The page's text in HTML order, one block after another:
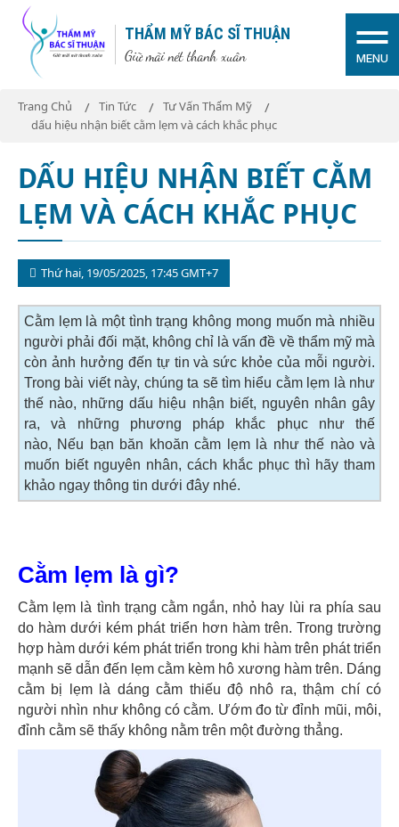
THẨM MỸ BÁC SĨ THUẬN
Giữ mãi nét thanh xuân MENU
Trang Chủ Tin Tức
Tư Vấn Thẩm Mỹ
dấu hiệu nhận biết cằm lẹm và cách khắc phục
DẤU HIỆU NHẬN BIẾT CẰM
LẸM VÀ CÁCH KHẮC PHỤC
Thứ hai, 19/05/2025, 17:45 GMT+7
Cằm lẹm là một tình trạng không mong muốn mà nhiều
người phải đối mặt, không chỉ là vấn đề về thẩm mỹ mà
còn ảnh hưởng đến tự tin và sức khỏe của mỗi người.
Trong bài viết này, chúng ta sẽ tìm hiểu cằm lẹm là như
thế nào, những dấu hiệu nhận biết, nguyên nhân gây
ra, và những phương pháp khắc phục như thế
nào, Nếu bạn băn khoăn cằm lẹm là như thế nào và
muốn biết nguyên nhân, cách khắc phục thì hãy tham
khảo ngay thông tin dưới đây nhé.
Cằm lẹm là gì?
Cằm lẹm là tình trạng cằm ngắn, nhỏ hay lùi ra phía sau
do hàm dưới kém phát triển hơn hàm trên. Trong trường
hợp hàm dưới kém phát triển trong khi hàm trên phát triển
mạnh sẽ dẫn đến lẹm cằm kèm hô xương hàm trên. Dáng
cằm bị lẹm là dáng cằm thiếu độ nhô ra, thậm chí có
người nhìn như không có cằm. Ướm đo từ đỉnh mũi, môi,
đỉnh cằm sẽ thấy không nằm trên một đường thẳng.